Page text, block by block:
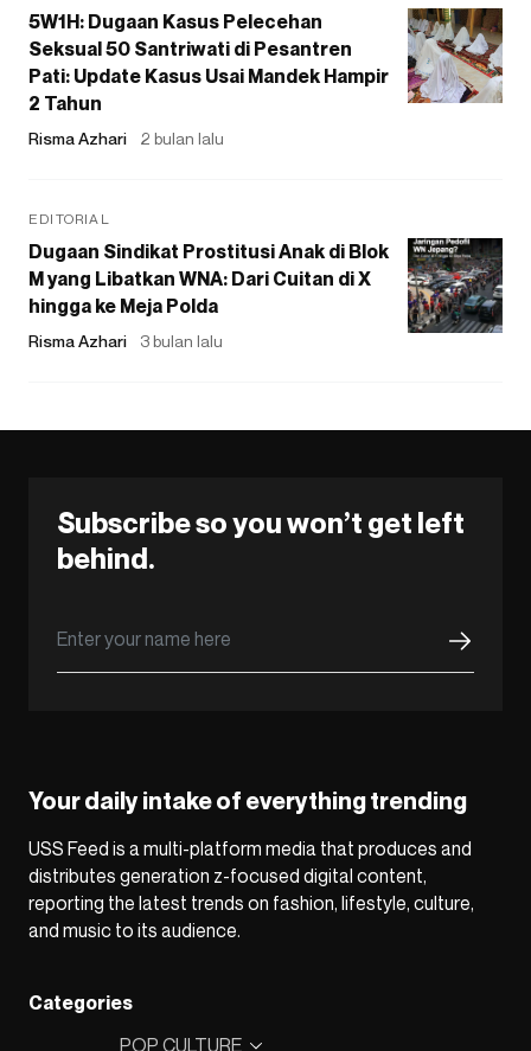
5W1H: Dugaan Kasus Pelecehan
Seksual 50 Santriwati di Pesantren
Pati: Update Kasus Usai Mandek Hampir
2 Tahun
Risma Azhari 2 bulan lalu
EDITORIAL
Dugaan Sindikat Prostitusi Anak di Blok
M yang Libatkan WNA: Dari Cuitan di X
hingga ke Meja Polda
Risma Azhari 3 bulan lalu
Subscribe so you won’t get left
behind.
Your daily intake of everything trending
USS Feed is a multi-platform media that produces and
distributes generation z-focused digital content,
reporting the latest trends on fashion, lifestyle, culture,
and music to its audience.
Categories
POP CULTURE